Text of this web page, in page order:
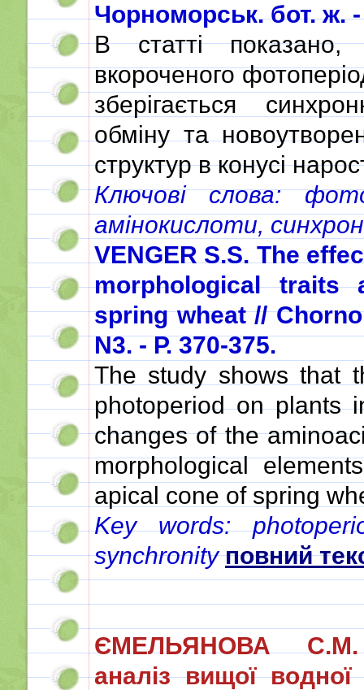
Чорноморськ. бот. ж.
В статті
вкороченого
зберігається
обміну та
структур в конусі
Ключові слова:
амінокислоти,
VENGER S.S. The
morphological traits
spring wheat //
N3. - Р. 370-375.
The study shows that
photoperiod on plants
changes of the
morphological
apical cone of spring
Key words:
synchronity повний
ЄМЕЛЬЯНОВА С.М.
аналіз вищої